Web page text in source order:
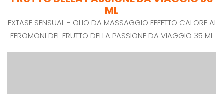
ML
EXTASE SENSUAL - OLIO DA MASSAGGIO EFFETTO CALORE AI
FEROMONI DEL FRUTTO DELLA PASSIONE DA VIAGGIO 35 ML